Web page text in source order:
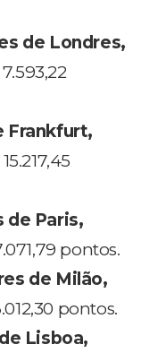
de Londres,
Frankfurt,
de Paris,
pontos.
de Milão,
pontos.
Lisboa,